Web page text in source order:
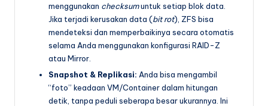
menggunakan checksumuntuk setiap blok data.
Jika terjadi kerusakan data (bit rot), ZFS bisa
mendeteksi dan memperbaikinya secara otomatis
selama Anda menggunakan konfigurasi RAID-Z
atau Mirror.
Snapshot & Replikasi: Anda bisa mengambil
“foto” keadaan VM/Container dalam hitungan
detik, tanpa peduli seberapa besar ukurannya. Ini